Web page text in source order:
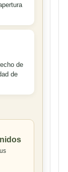
de
de